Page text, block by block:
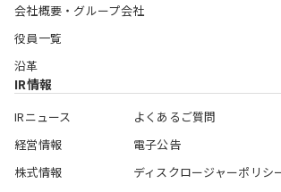
会社概要・グループ会社
役員一覧
沿革
IR情報
IRニュース
経営情報
株式情報
よくあるご質問
電子公告
ディスクロージャーポリシ